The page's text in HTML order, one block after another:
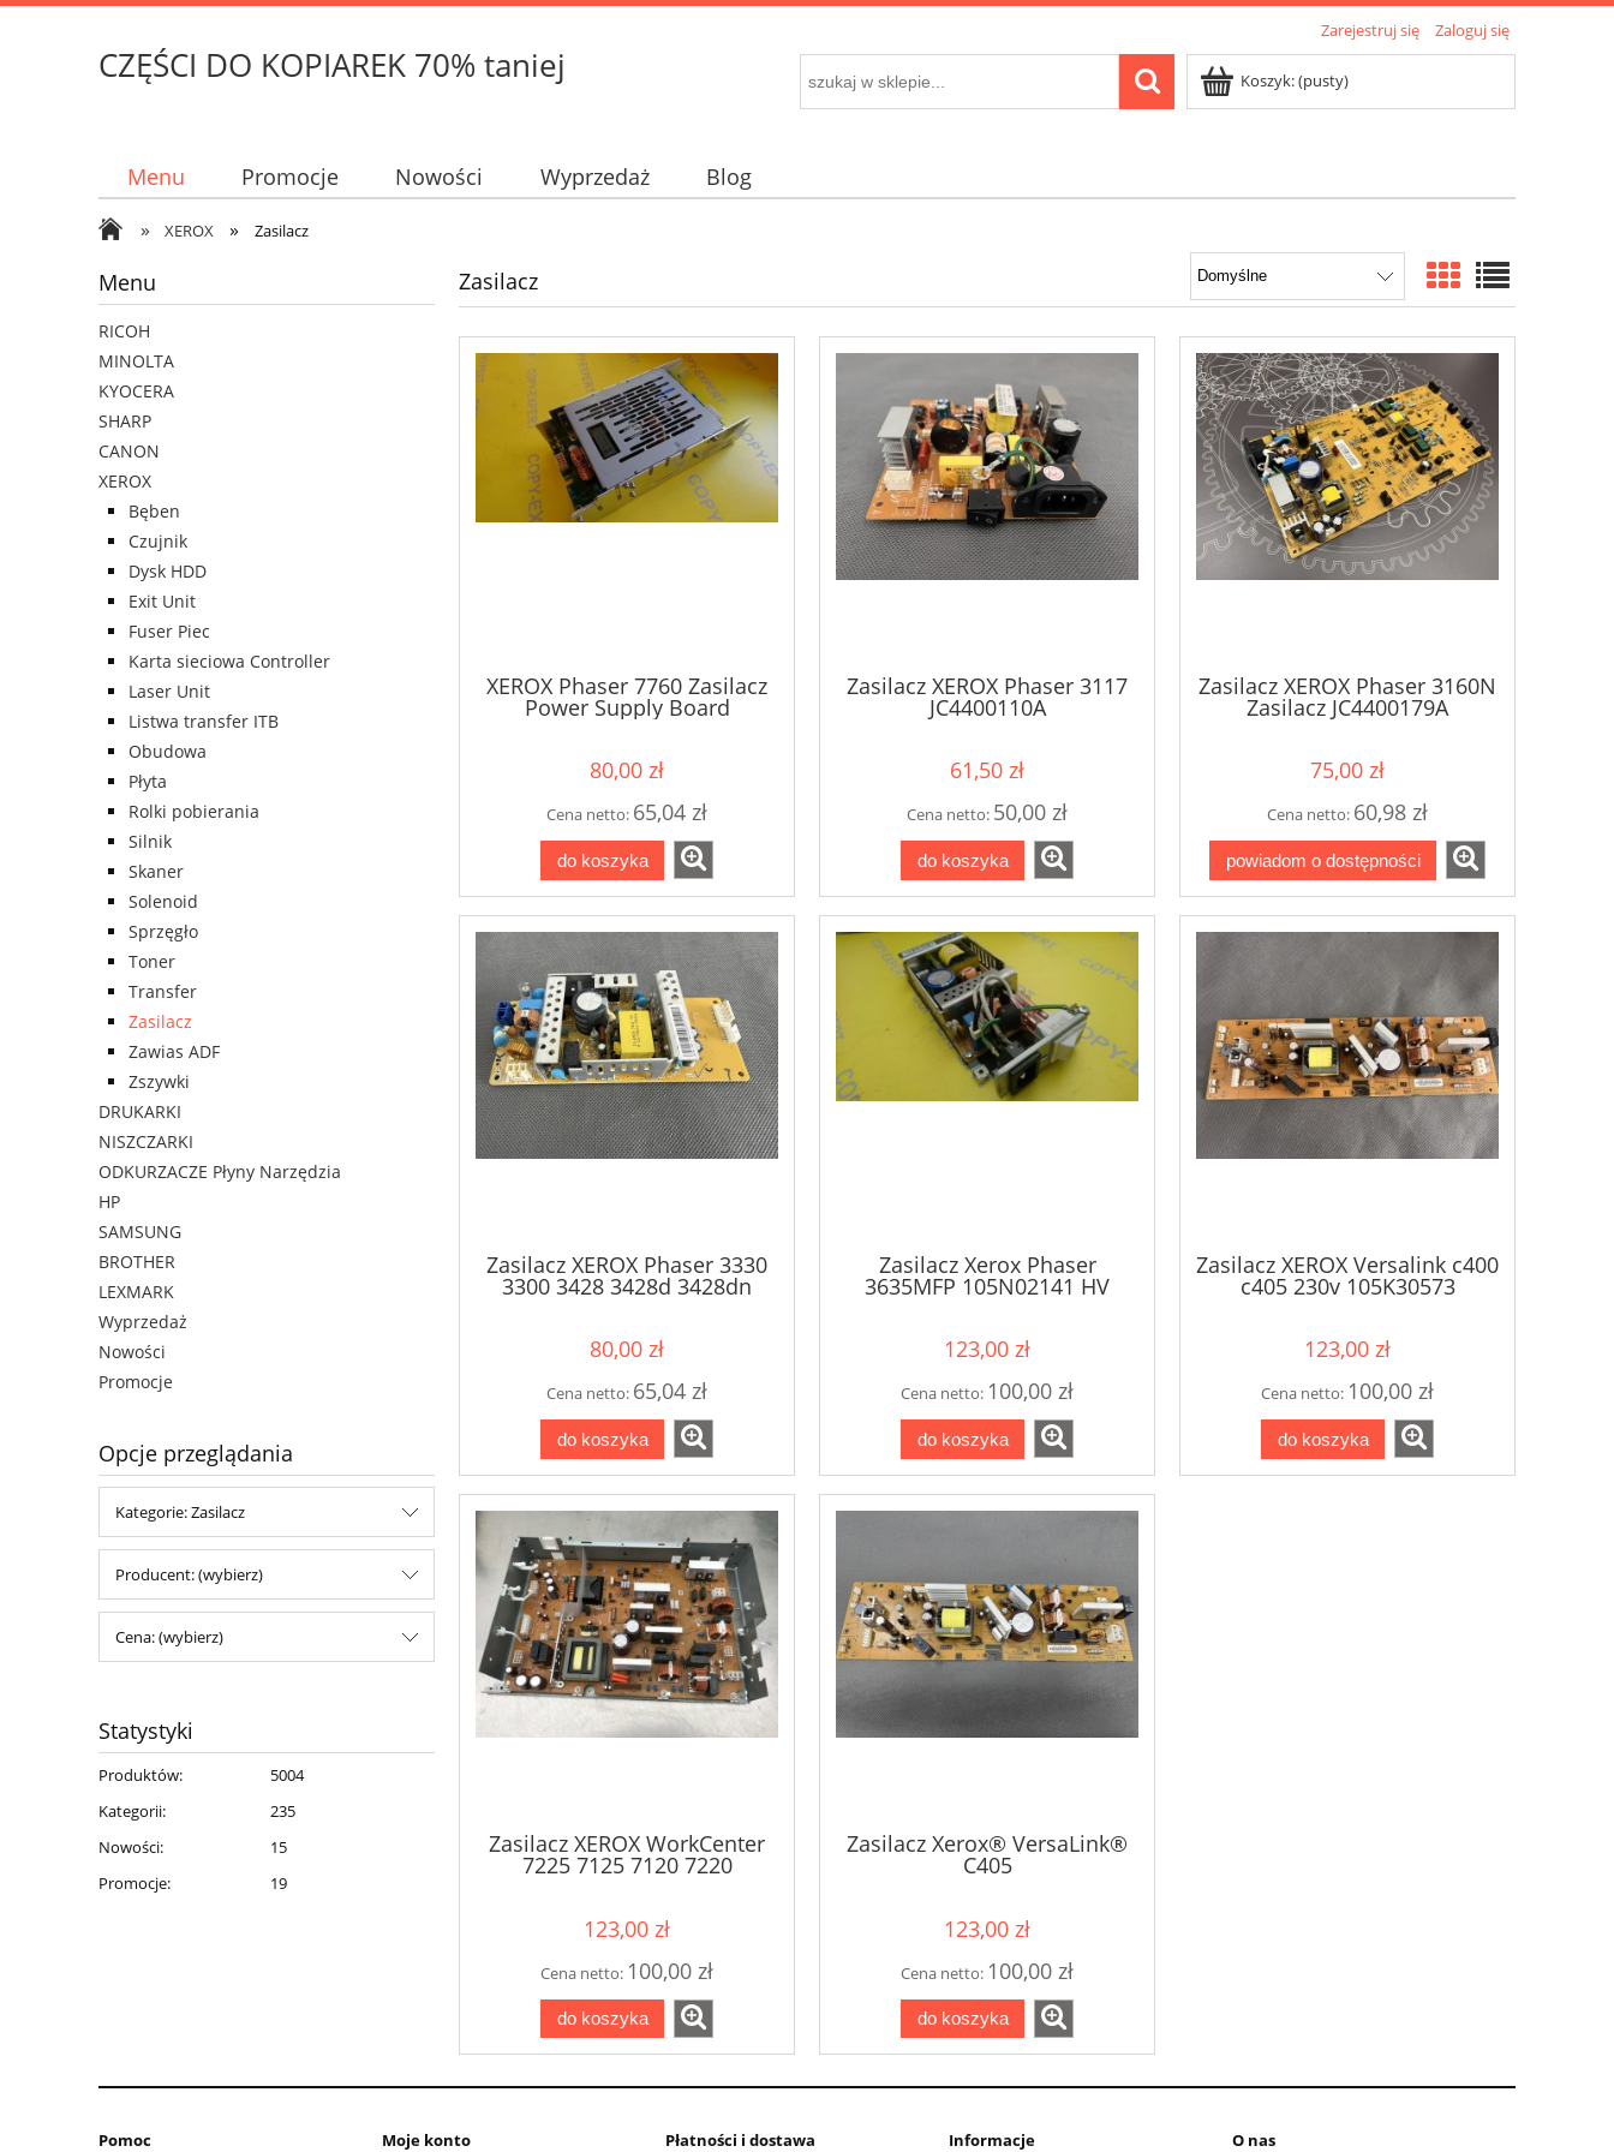
Zarejestruj się Zaloguj się
CZĘŚCI DO KOPIAREK 70% taniej Koszyk:(pusty)
Menu Promocje Nowości Wyprzedaż Blog
» XEROX » Zasilacz
Menu
RICOH
MINOLTA
KYOCERA
SHARP
CANON
XEROX
Bęben
Czujnik
Dysk HDD
Exit Unit
Fuser Piec
Karta sieciowa Controller
Laser Unit
Listwa transfer ITB
Obudowa
Płyta
Rolki pobierania
Silnik
Skaner
Solenoid
Sprzęgło
Toner
Transfer
Zasilacz
Zawias ADF
Zszywki
DRUKARKI
NISZCZARKI
ODKURZACZE Płyny Narzędzia
HP
SAMSUNG
BROTHER
LEXMARK
Wyprzedaż
Nowości
Promocje
Opcje przeglądania
Kategorie: Zasilacz
Producent: (wybierz)
Cena: (wybierz)
Statystyki
Produktów:
5004
Kategorii:
235
Nowości:
15
Promocje:
19
Zasilacz
XEROX Phaser 7760 Zasilacz
Power Supply Board
ETXFX469MBA
80,00 zł
Cena netto: 65,04 zł
do koszyka
Zasilacz XEROX Phaser 3117
JC4400110A
61,50 zł
Cena netto: 50,00 zł
do koszyka
Zasilacz XEROX Phaser 3160N
Zasilacz JC4400179A
SAMSUNG ML-2580
75,00 zł
Cena netto: 60,98 zł
powiadom o dostępności
Zasilacz XEROX Phaser 3330
3300 3428 3428d 3428dn
80,00 zł
Cena netto: 65,04 zł
do koszyka
Zasilacz Xerox Phaser
3635MFP 105N02141 HV
123,00 zł
Cena netto: 100,00 zł
do koszyka
Zasilacz XEROX Versalink c400
c405 230v 105K30573
123,00 zł
Cena netto: 100,00 zł
do koszyka
Zasilacz XEROX WorkCenter
7225 7125 7120 7220
123,00 zł
Cena netto: 100,00 zł
do koszyka
Zasilacz Xerox® VersaLink®
C405
123,00 zł
Cena netto: 100,00 zł
do koszyka
Pomoc Moje konto Płatności i dostawa Informacje O nas